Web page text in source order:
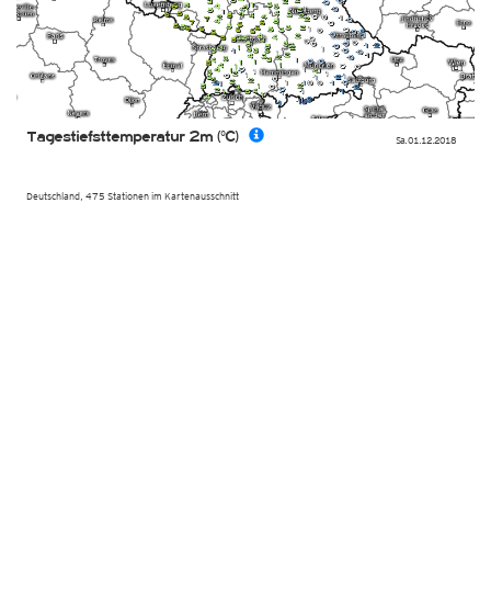
Sa. 01.12.2018
Deutschland, 475 Stationen im Kartenausschnitt
Tagestiefsttemperatur 2m (°C)